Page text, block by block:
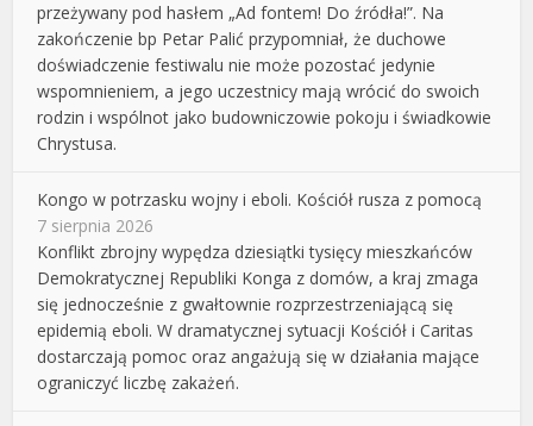
przeżywany pod hasłem „Ad fontem! Do źródła!”. Na
zakończenie bp Petar Palić przypomniał, że duchowe
doświadczenie festiwalu nie może pozostać jedynie
wspomnieniem, a jego uczestnicy mają wrócić do swoich
rodzin i wspólnot jako budowniczowie pokoju i świadkowie
Chrystusa.
Kongo w potrzasku wojny i eboli. Kościół rusza z pomocą
7 sierpnia 2026
Konflikt zbrojny wypędza dziesiątki tysięcy mieszkańców
Demokratycznej Republiki Konga z domów, a kraj zmaga
się jednocześnie z gwałtownie rozprzestrzeniającą się
epidemią eboli. W dramatycznej sytuacji Kościół i Caritas
dostarczają pomoc oraz angażują się w działania mające
ograniczyć liczbę zakażeń.